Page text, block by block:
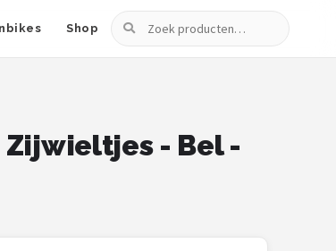
Shop
Zoeken
Zijwieltjes - Bel -